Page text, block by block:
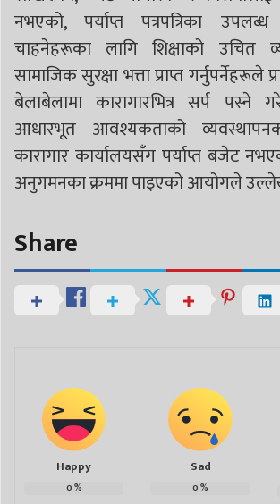
नभएको, पर्याप्त पत्रपत्रिका
चाहनेहरूका लागि शिक्षाको उचित
सामाजिक सुरक्षा भत्ता प्राप्त गर्नुपर्नेहरूले
बेलाबेलामा कारागारभित्र सर्प
आधारभूत आवश्यकताको
कारागार कार्यालयसँग पर्याप्त बजेट
अनुगमनका क्रममा पाइएको आयोगले
Share
Happy
0%
Sad
0%